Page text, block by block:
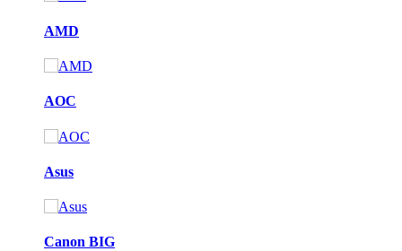
AMD
AOC
Asus
Canon BIG